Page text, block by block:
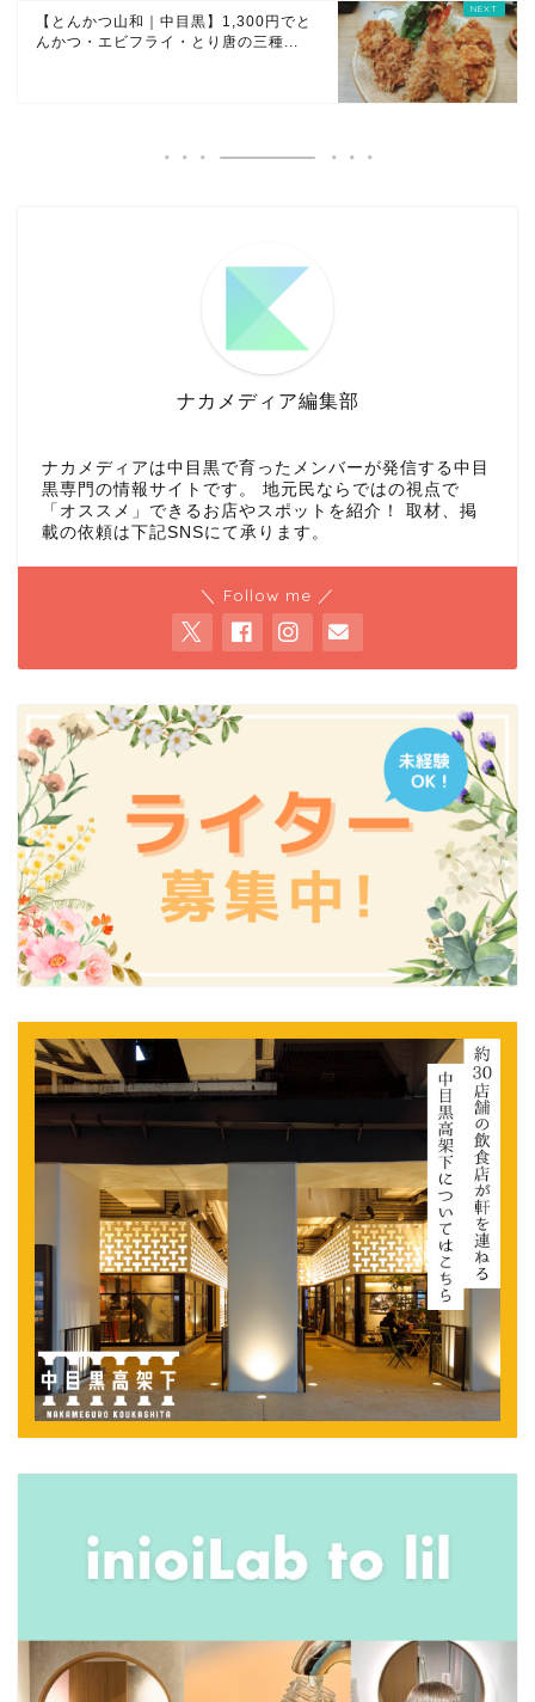
【とんかつ山和｜中目黒】1,300円でと
んかつ・エビフライ・とり唐の三種...
ナカメディア編集部
ナカメディアは中目黒で育ったメンバーが発信する中目
黒専門の情報サイトです。 地元民ならではの視点で
「オススメ」できるお店やスポットを紹介！ 取材、掲
載の依頼は下記SNSにて承ります。
＼ Follow me ／